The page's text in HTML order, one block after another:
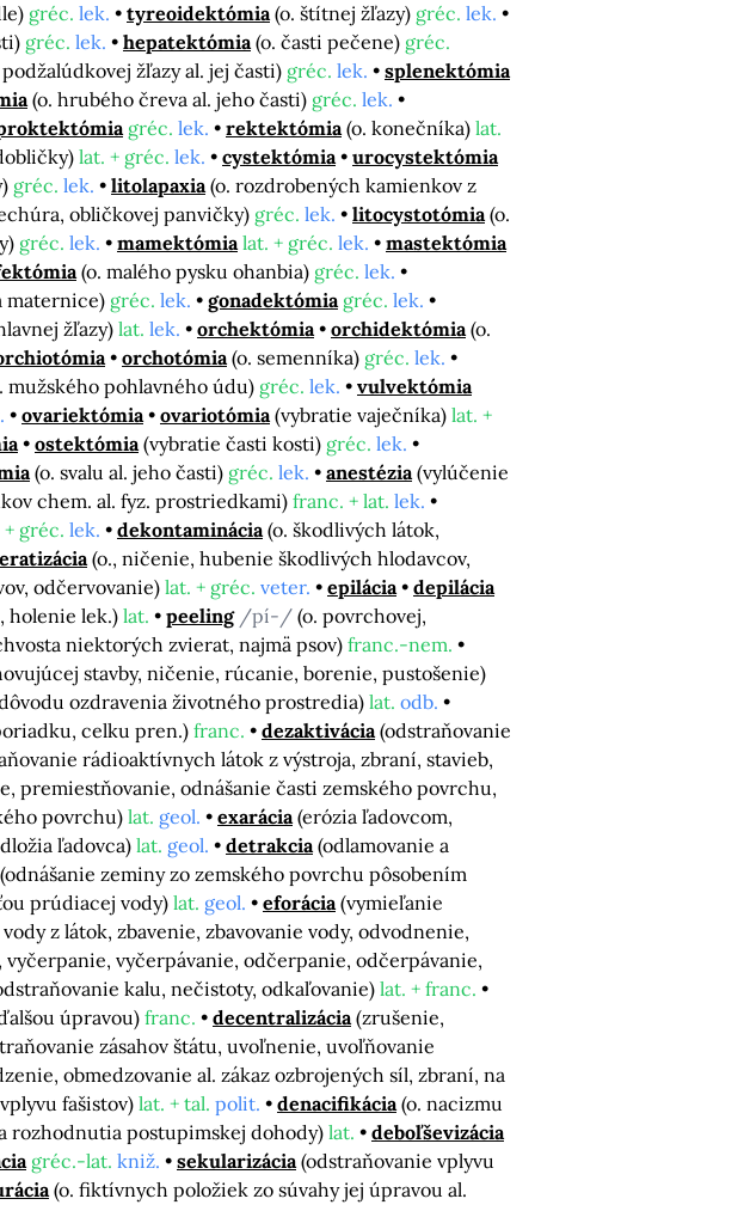
gréc. lek. tyreoidektómia (o. štítnej žľazy) gréc. lek.
gréc. lek. hepatektómia (o. časti pečene) gréc.
podžalúdkovej žľazy al. jej časti) gréc. lek.
splenektómia
(o. hrubého čreva al. jeho časti) gréc. lek.
gréc. lek. rektektómia (o. konečníka) lat.
lat. + gréc. lek. cystektómia
urocystektómia
gréc. lek. litolapaxia (o. rozdrobených kamienkov z
obličkovej panvičky) gréc. lek. litocystotómia (o.
gréc. lek. mamektómia lat. + gréc. lek.
mastektómia
(o. malého pysku ohanbia) gréc. lek.
maternice) gréc. lek. gonadektómia gréc. lek.
žľazy) lat. lek. orchektómia orchidektómia (o.
orchotómia (o. semenníka) gréc. lek.
mužského pohlavného údu) gréc. lek.
vulvektómia
ovariektómia ovariotómia (vybratie vaječníka) lat. +
ostektómia (vybratie časti kosti) gréc. lek.
(o. svalu al. jeho časti) gréc. lek. anestézia (vylúčenie
chem. al. fyz. prostriedkami) franc. + lat. lek.
+ gréc. lek. dekontaminácia (o. škodlivých látok,
(o., ničenie, hubenie škodlivých hlodavcov,
odčervovanie) lat. + gréc. veter. epilácia
depilácia
holenie lek.) lat. peeling /pí-/ (o. povrchovej,
niektorých zvierat, najmä psov) franc.-nem.
stavby, ničenie, rúcanie, borenie, pustošenie)
ozdravenia životného prostredia)lat. odb.
celku pren.) franc. dezaktivácia (odstraňovanie
rádioaktívnych látok z výstroja, zbraní, stavieb,
premiestňovanie, odnášanie časti zemského povrchu,
povrchu) lat. geol. exarácia (erózia ľadovcom,
ľadovca) lat. geol. detrakcia (odlamovanie a
(odnášanie zeminy zo zemského povrchu pôsobením
prúdiacej vody) lat. geol. eforácia (vymieľanie
z látok, zbavenie, zbavovanie vody, odvodnenie,
vyčerpávanie, odčerpanie, odčerpávanie,
kalu, nečistoty, odkaľovanie) lat. + franc.
úpravou) franc. decentralizácia (zrušenie,
zásahov štátu, uvoľnenie, uvoľňovanie
obmedzovanie al. zákaz ozbrojených síl, zbraní, na
fašistov) lat. + tal. polit. denacifikácia (o. nacizmu
rozhodnutia postupimskej dohody)lat.
deboľševizácia
gréc.-lat. kniž. sekularizácia (odstraňovanie vplyvu
(o. fiktívnych položiek zo súvahy jej úpravou al.